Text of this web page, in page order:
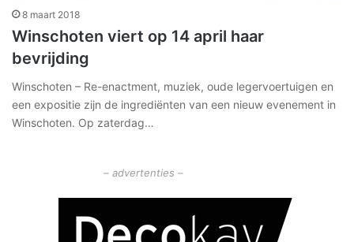
8 maart 2018
Winschoten viert op 14 april haar
bevrijding
Winschoten – Re-enactment, muziek, oude legervoertuigen en
een expositie zijn de ingrediënten van een nieuw evenement in
Winschoten. Op zaterdag…
– advertenties –